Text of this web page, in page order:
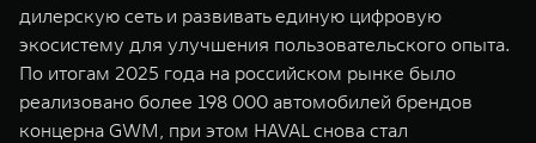
дилерскую сеть и развивать единую цифровую
экосистему для улучшения пользовательского опыта.
По итогам 2025 года на российском рынке было
реализовано более 198 000 автомобилей брендов
концерна GWM, при этом HAVAL снова стал